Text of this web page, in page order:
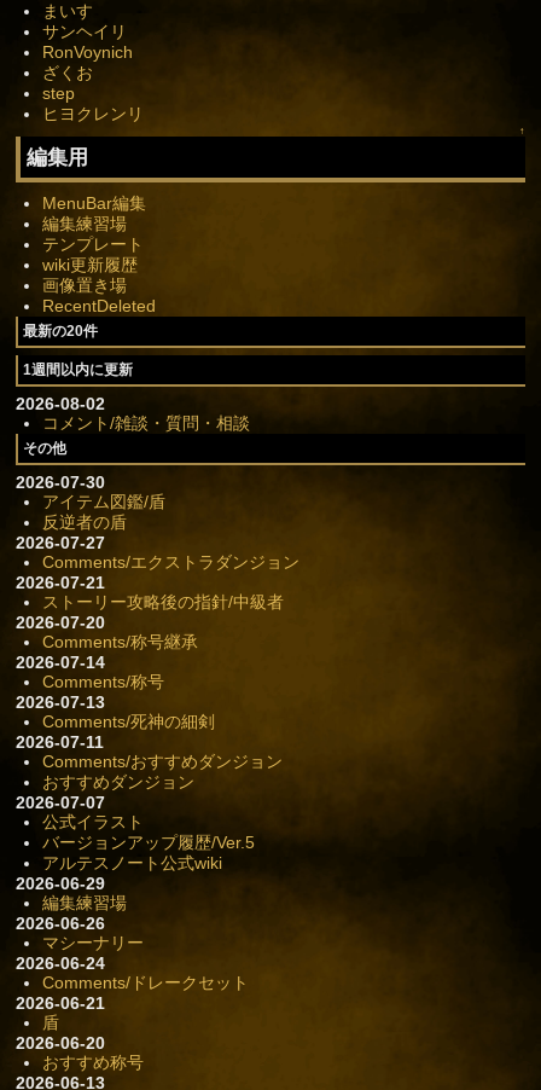
まいす
サンヘイリ
RonVoynich
ざくお
step
ヒヨクレンリ
↑
編集用
MenuBar編集
編集練習場
テンプレート
wiki更新履歴
画像置き場
RecentDeleted
最新の20件
1週間以内に更新
2026-08-02
コメント/雑談・質問・相談
その他
2026-07-30
アイテム図鑑/盾
反逆者の盾
2026-07-27
Comments/エクストラダンジョン
2026-07-21
ストーリー攻略後の指針/中級者
2026-07-20
Comments/称号継承
2026-07-14
Comments/称号
2026-07-13
Comments/死神の細剣
2026-07-11
Comments/おすすめダンジョン
おすすめダンジョン
2026-07-07
公式イラスト
バージョンアップ履歴/Ver.5
アルテスノート公式wiki
2026-06-29
編集練習場
2026-06-26
マシーナリー
2026-06-24
Comments/ドレークセット
2026-06-21
盾
2026-06-20
おすすめ称号
2026-06-13